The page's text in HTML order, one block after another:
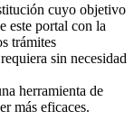
cuyo objetivo
este portal con la
trámites
sin necesidad
herramienta de
más eficaces.